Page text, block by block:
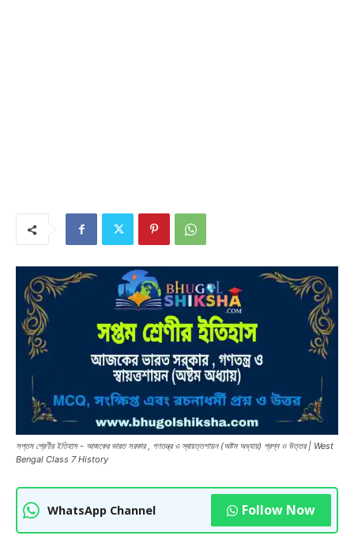
সপ্তম শ্রেণীর ইতিহাস - আজকের ভারত সরকার , গণতন্ত্র ও স্বায়ত্তশায়ন (অষ্টম অধ্যায়) প্রশ্ন ও উত্তর | West
Bengal Class 7 History
WhatsApp Channel Follow Now